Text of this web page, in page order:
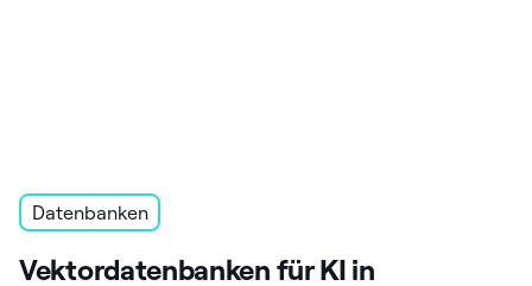
Datenbanken
Vektordatenbanken für KI in